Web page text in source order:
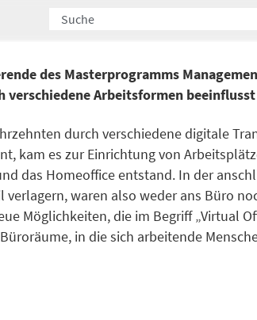
des Masterprogramms
Arbeitsformen
durch verschiedene digitale
kam es zur Einrichtung von
das Homeoffice entstand. In der
waren also weder ans Büro
Möglichkeiten, die im Begriff „Virtual
in die sich arbeitende